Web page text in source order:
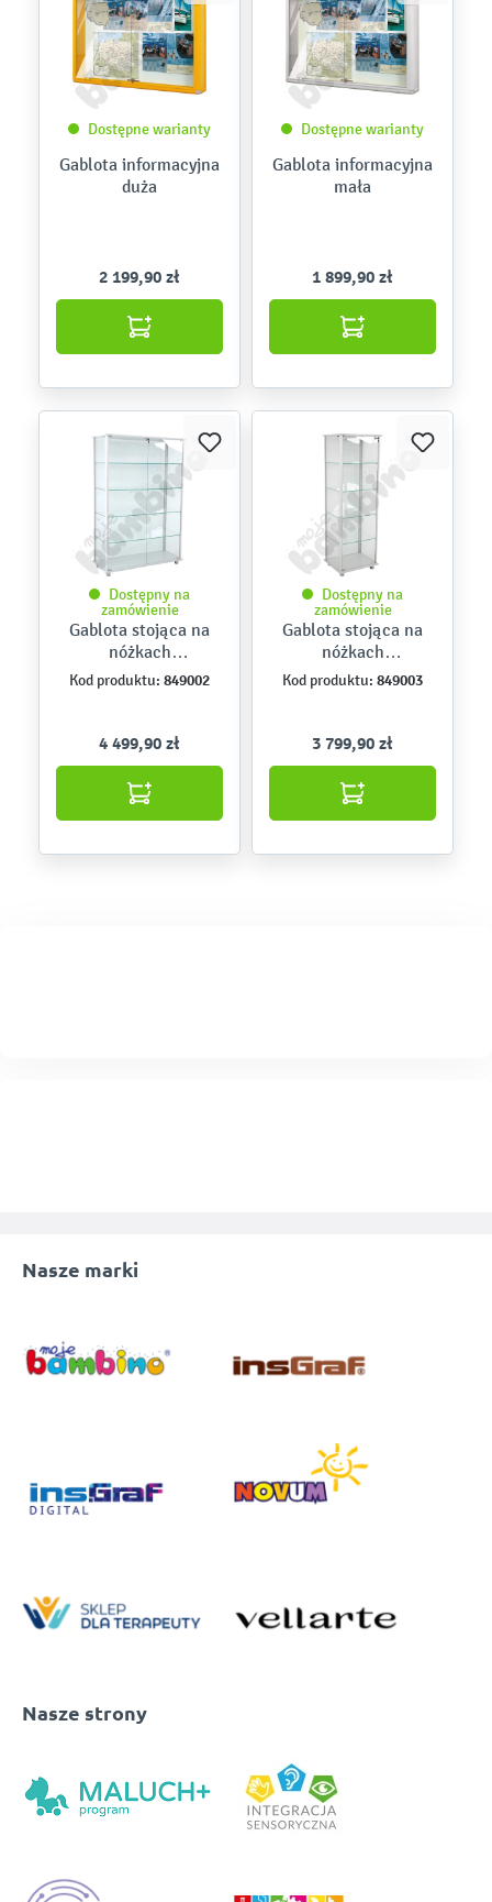
Dostępne warianty
Gablota informacyjna
duża
2 199,90 zł
Dostępne warianty
Gablota informacyjna
mała
1 899,90 zł
Dostępny na
zamówienie
Gablota stojąca na
nóżkach
dwudrzwiowa 120 x
50 x 180 popielata - z
Kod produktu: 849002
4 499,90 zł
Dostępny na
zamówienie
Gablota stojąca na
nóżkach
jednodrzwiowa 60 x
50 x 180 popielata - z
Kod produktu: 849003
3 799,90 zł
Nasze marki
Nasze strony